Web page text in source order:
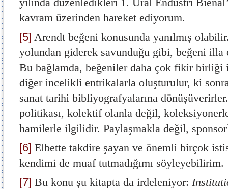
kavram üzerinden hareket ediyorum.
[5] Arendt beğeni konusunda yanılmış
yolundan giderek savunduğu gibi, beğeni
Bu bağlamda, beğeniler daha çok fikir birliği
diğer incelikli entrikalarla oluşturulur, ki
sanat tarihi bibliyografyalarına
politikası, kolektif olanla değil,
hamilerle ilgilidir. Paylaşmakla değil,
[6] Elbette takdire şayan ve önemli birçok
kendimi de muaf tutmadığımı söyleyebilirim.
[7] Bu konu şu kitapta da irdeleniyor: